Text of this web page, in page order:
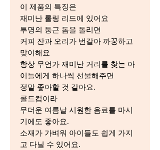
이 제품의 특징은
재미난 롤링 리드에 있어요
투명의 둥근 돔을 돌리면
커피 잔과 오리가 번갈아 까꿍하고
맞이해요
항상 무언가 재미난 거리를 찾는 아
이들에게 하나씩 선물해주면
정말 좋아할 것 같아요.
콜드컵이라
무더운 여름날 시원한 음료를 마시
기에도 좋아요.
소재가 가벼워 아이들도 쉽게 가지
고 다닐 수 있어요.